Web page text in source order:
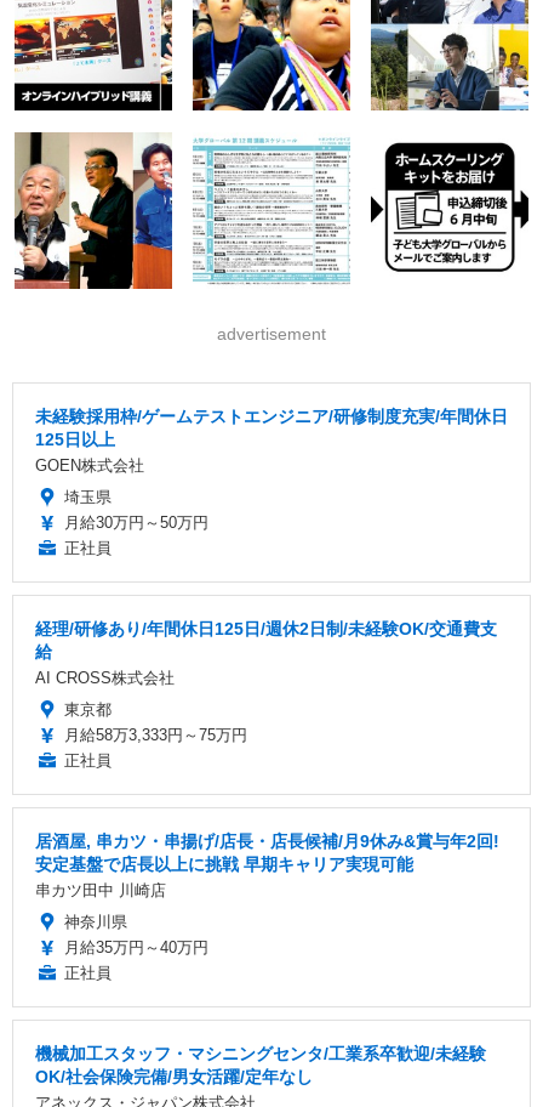
advertisement
未経験採用枠/ゲームテストエンジニア/研修制度充実/年間休日
125日以上
GOEN株式会社
埼玉県
月給30万円～50万円
正社員
経理/研修あり/年間休日125日/週休2日制/未経験OK/交通費支
給
AI CROSS株式会社
東京都
月給58万3,333円～75万円
正社員
居酒屋, 串カツ・串揚げ/店長・店長候補/月9休み&賞与年2回!
安定基盤で店長以上に挑戦 早期キャリア実現可能
串カツ田中 川崎店
神奈川県
月給35万円～40万円
正社員
機械加工スタッフ・マシニングセンタ/工業系卒歓迎/未経験
OK/社会保険完備/男女活躍/定年なし
アネックス・ジャパン株式会社